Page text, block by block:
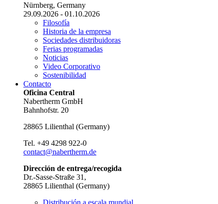
Nürnberg, Germany
29.09.2026 - 01.10.2026
Filosofía
Historia de la empresa
Sociedades distribuidoras
Ferias programadas
Noticias
Video Corporativo
Sostenibilidad
Contacto
Oficina Central
Nabertherm GmbH
Bahnhofstr. 20
28865 Lilienthal (Germany)
Tel. +49 4298 922-0
contact@nabertherm.de
Dirección de entrega/recogida
Dr.-Sasse-Straße 31,
28865 Lilienthal (Germany)
Distribución a escala mundial